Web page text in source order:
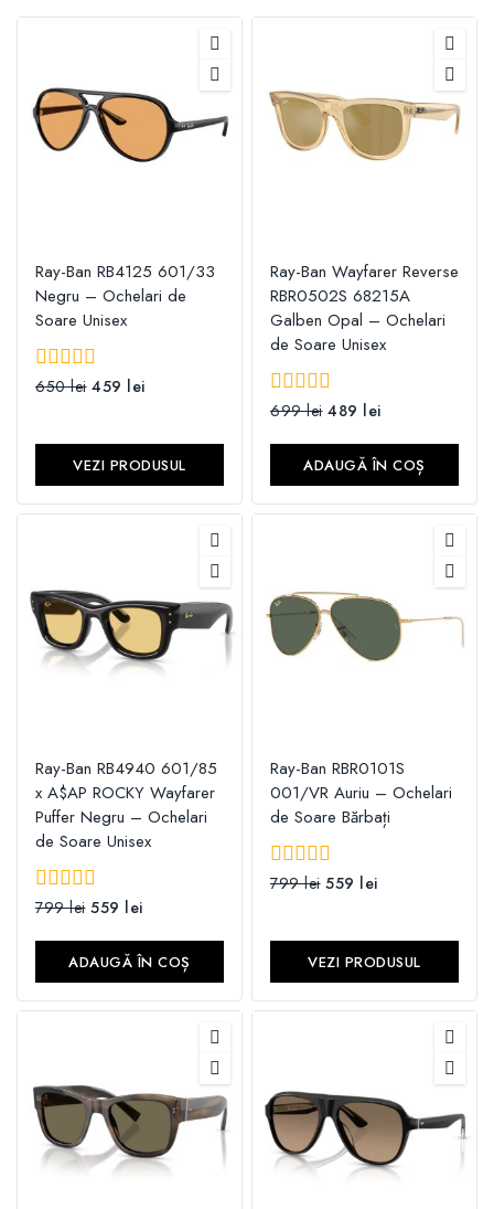
Ray-Ban RB4125 601/33
Negru – Ochelari de
Soare Unisex
0
650lei 459 lei
VEZI PRODUSUL
Ray-Ban Wayfarer Reverse
RBR0502S 68215A
Galben Opal – Ochelari
de Soare Unisex
0
5
699lei 489 lei
ADAUGĂ ÎN COȘ
Ray-Ban RB4940 601/85
x A$AP ROCKY Wayfarer
Puffer Negru – Ochelari
de Soare Unisex
0
5
799lei 559 lei
ADAUGĂ ÎN COȘ
Ray-Ban RBR0101S
001/VR Auriu – Ochelari
de Soare Bărbați
0
799lei 559 lei
VEZI PRODUSUL